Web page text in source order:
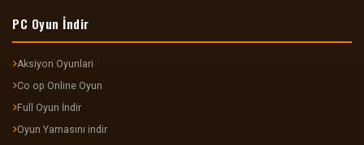
PC Oyun İndir
Aksiyon Oyunlari
Co op Online Oyun
Full Oyun İndir
Oyun Yamasını indir